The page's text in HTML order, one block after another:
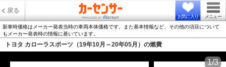
戻る
お気に入り メニュー
新車時価格はメーカー発表当時の車両本体価格です。また基本情報など、その他の項目について
もメーカー発表時の情報に基いています。
トヨタ カローラスポーツ（19年10月～20年05月）の燃費
1/3